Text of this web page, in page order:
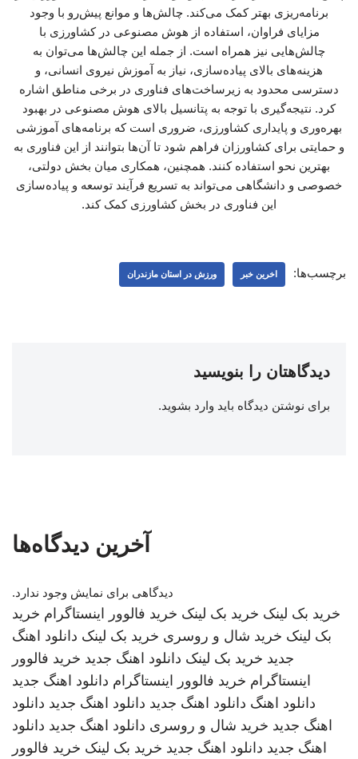
برنامه‌ریزی بهتر کمک می‌کند. چالش‌ها و موانع پیش‌رو با وجود
مزایای فراوان، استفاده از هوش مصنوعی در کشاورزی با
چالش‌هایی نیز همراه است. از جمله این چالش‌ها می‌توان به
هزینه‌های بالای پیاده‌سازی، نیاز به آموزش نیروی انسانی، و
دسترسی محدود به زیرساخت‌های فناوری در برخی مناطق اشاره
کرد. نتیجه‌گیری با توجه به پتانسیل بالای هوش مصنوعی در بهبود
بهره‌وری و پایداری کشاورزی، ضروری است که برنامه‌های آموزشی
و حمایتی برای کشاورزان فراهم شود تا آن‌ها بتوانند از این فناوری به
بهترین نحو استفاده کنند. همچنین، همکاری میان بخش دولتی،
خصوصی و دانشگاهی می‌تواند به تسریع فرآیند توسعه و پیاده‌سازی
این فناوری در بخش کشاورزی کمک کند.
برچسب‌ها: اخرین خبر ورزش در استان مازندران
دیدگاهتان را بنویسید
برای نوشتن دیدگاه باید وارد بشوید.
آخرین دیدگاه‌ها
دیدگاهی برای نمایش وجود ندارد.
خرید بک لینک خرید بک لینک خرید فالوور اینستاگرام خرید
بک لینک خرید شال و روسری خرید بک لینک دانلود اهنگ
جدید خرید بک لینک دانلود اهنگ جدید خرید فالوور
اینستاگرام خرید فالوور اینستاگرام دانلود اهنگ جدید
دانلود اهنگ دانلود اهنگ جدید دانلود اهنگ جدید دانلود
اهنگ جدید خرید شال و روسری دانلود اهنگ جدید دانلود
اهنگ جدید دانلود اهنگ جدید خرید بک لینک خرید فالوور